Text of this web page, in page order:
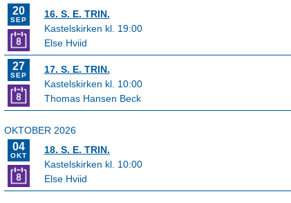
20
SEP
16. S. E. TRIN.
Kastelskirken kl. 19:00
Else Hviid
27
SEP
17. S. E. TRIN.
Kastelskirken kl. 10:00
Thomas Hansen Beck
OKTOBER 2026
04
OKT
18. S. E. TRIN.
Kastelskirken kl. 10:00
Else Hviid